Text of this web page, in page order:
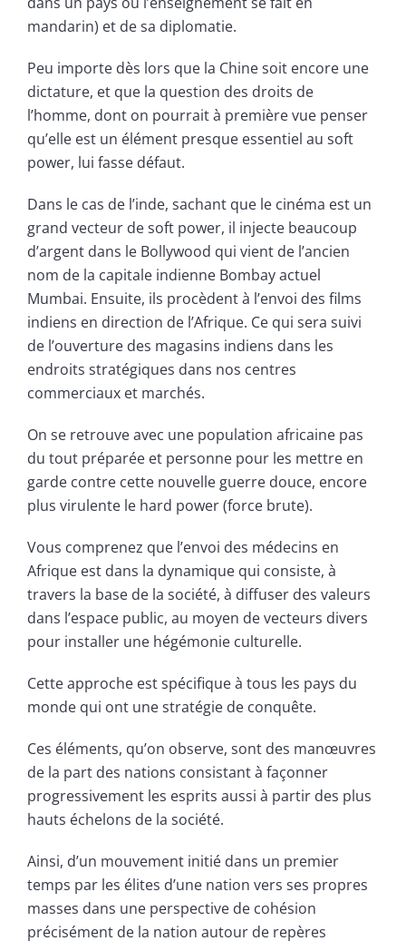
mandarin) et de sa diplomatie.
Peu importe dès lors que la Chine soit encore une
dictature, et que la question des droits de
l’homme, dont on pourrait à première vue penser
qu’elle est un élément presque essentiel au soft
power, lui fasse défaut.
Dans le cas de l’inde, sachant que le cinéma est un
grand vecteur de soft power, il injecte beaucoup
d’argent dans le Bollywood qui vient de l’ancien
nom de la capitale indienne Bombay actuel
Mumbai. Ensuite, ils procèdent à l’envoi des films
indiens en direction de l’Afrique. Ce qui sera suivi
de l’ouverture des magasins indiens dans les
endroits stratégiques dans nos centres
commerciaux et marchés.
On se retrouve avec une population africaine pas
du tout préparée et personne pour les mettre en
garde contre cette nouvelle guerre douce, encore
plus virulente le hard power (force brute).
Vous comprenez que l’envoi des médecins en
Afrique est dans la dynamique qui consiste, à
travers la base de la société, à diffuser des valeurs
dans l’espace public, au moyen de vecteurs divers
pour installer une hégémonie culturelle.
Cette approche est spécifique à tous les pays du
monde qui ont une stratégie de conquête.
Ces éléments, qu’on observe, sont des manœuvres
de la part des nations consistant à façonner
progressivement les esprits aussi à partir des plus
hauts échelons de la société.
Ainsi, d’un mouvement initié dans un premier
temps par les élites d’une nation vers ses propres
masses dans une perspective de cohésion
précisément de la nation autour de repères